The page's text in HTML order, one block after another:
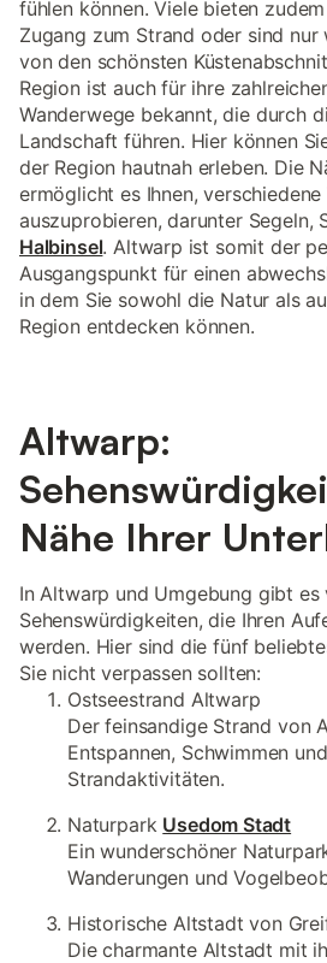
fühlen können. Viele bieten
Zugang zum Strand oder sind nur
von den schönsten
Region ist auch für ihre
Wanderwege bekannt, die durch
Landschaft führen. Hier können
der Region hautnah erleben. Die
ermöglicht es Ihnen,
auszuprobieren, darunter Segeln,
Halbinsel. Altwarp ist somit der
Ausgangspunkt für einen
in dem Sie sowohl die Natur als
Region entdecken können.
Altwarp:
Nähe Ihrer
In Altwarp und Umgebung gibt es
Sehenswürdigkeiten, die Ihren
werden. Hier sind die fünf
Sie nicht verpassen sollten:
Ostseestrand Altwarp
Der feinsandige Strand von
Entspannen, Schwimmen
Strandaktivitäten.
Naturpark Usedom Stadt
Ein wunderschöner
Wanderungen und
Historische Altstadt von
Die charmante Altstadt mit